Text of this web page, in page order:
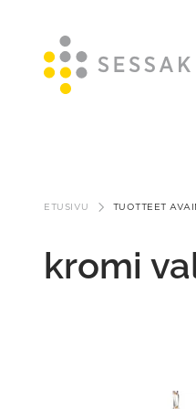
sisältöönETUSIVU TUOTTEET
kromi
This